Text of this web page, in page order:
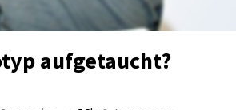
aufgetaucht?